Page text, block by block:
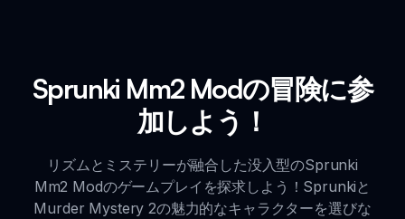
Sprunki Mm2 Modの冒険に参
加しよう！
リズムとミステリーが融合した没入型のSprunki
Mm2 Modのゲームプレイを探求しよう！Sprunkiと
Murder Mystery 2の魅力的なキャラクターを選びな